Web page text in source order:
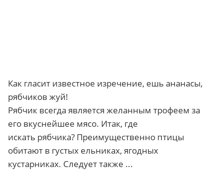
Как гласит известное изречение, ешь ананасы,
рябчиков жуй!
Рябчик всегда является желанным трофеем за
его вкуснейшее мясо. Итак, где
искать рябчика? Преимущественно птицы
обитают в густых ельниках, ягодных
кустарниках. Следует также ...